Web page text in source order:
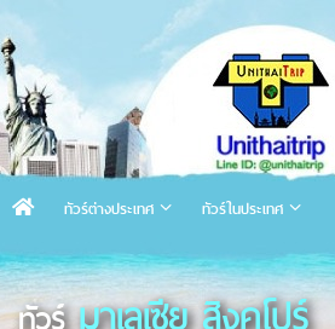
ทัวร์ต่างประเทศ ทัวร์ในประเทศ
มาเลเซีย สิงคโปร์